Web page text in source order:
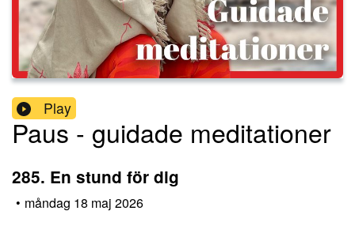
Play
Paus - guidade meditationer
285. En stund för dig
• måndag 18 maj 2026